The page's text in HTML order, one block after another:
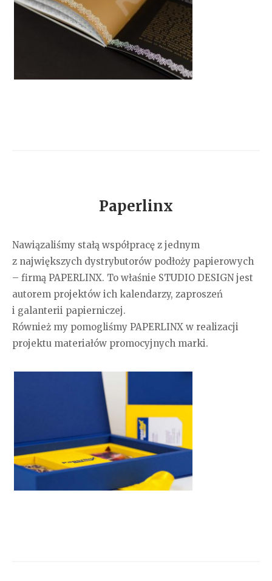
Paperlinx
Nawiązaliśmy stałą współpracę z jednym
z największych dystrybutorów podłoży papierowych
– firmą PAPERLINX. To właśnie STUDIO DESIGN jest
autorem projektów ich kalendarzy, zaproszeń
i galanterii papierniczej.
Również my pomogliśmy PAPERLINX w realizacji
projektu materiałów promocyjnych marki.